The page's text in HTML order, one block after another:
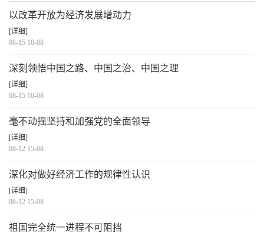
以改革开放为经济发展增动力
[详细]
08-15 10-08
深刻领悟中国之路、中国之治、中国之理
[详细]
08-15 10-08
毫不动摇坚持和加强党的全面领导
[详细]
08-12 15-08
深化对做好经济工作的规律性认识
[详细]
08-12 15-08
祖国完全统一进程不可阻挡